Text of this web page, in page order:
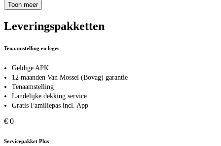
Toon meer
Leveringspakketten
Tenaamstelling en leges
Geldige APK
12 maanden Van Mossel (Bovag) garantie
Tenaamstelling
Landelijke dekking service
Gratis Familiepas incl. App
€ 0
Servicepakket Plus